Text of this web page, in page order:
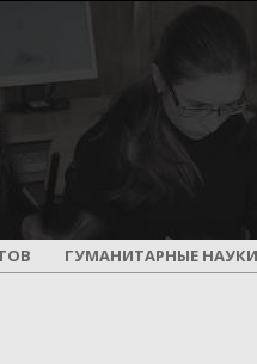
ГУМАНИТАРНЫЕ НАУКИ